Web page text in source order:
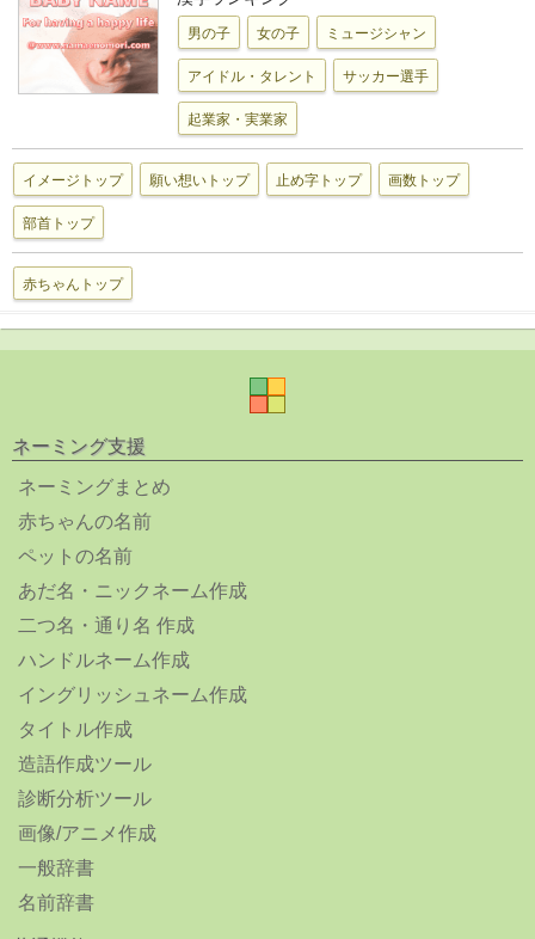
男の子 女の子 ミュージシャン
アイドル・タレント サッカー選手
起業家・実業家
イメージトップ 願い想いトップ 止め字トップ 画数トップ
部首トップ
赤ちゃんトップ
ネーミング支援
ネーミングまとめ
赤ちゃんの名前
ペットの名前
あだ名・ニックネーム作成
二つ名・通り名 作成
ハンドルネーム作成
イングリッシュネーム作成
タイトル作成
造語作成ツール
診断分析ツール
画像/アニメ作成
一般辞書
名前辞書